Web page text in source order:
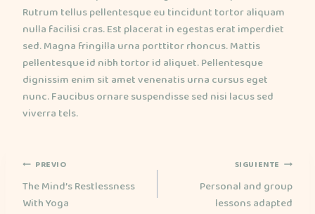
Rutrum tellus pellentesque eu tincidunt tortor aliquam
nulla facilisi cras. Est placerat in egestas erat imperdiet
sed. Magna fringilla urna porttitor rhoncus. Mattis
pellentesque id nibh tortor id aliquet. Pellentesque
dignissim enim sit amet venenatis urna cursus eget
nunc. Faucibus ornare suspendisse sed nisi lacus sed
viverra tels.
PREVIO
The Mind’s Restlessness
With Yoga
SIGUIENTE
Personal and group
lessons adapted